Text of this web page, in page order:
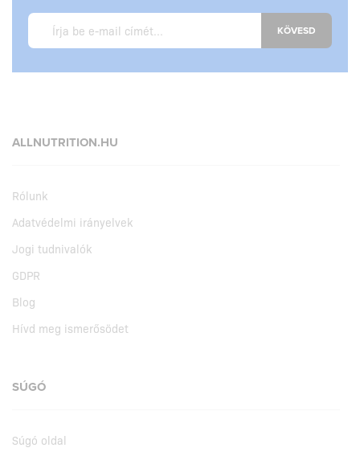
KÖVESD
ALLNUTRITION.HU
Rólunk
Adatvédelmi irányelvek
Jogi tudnivalók
GDPR
Blog
Hívd meg ismerősödet
SÚGÓ
Súgó oldal